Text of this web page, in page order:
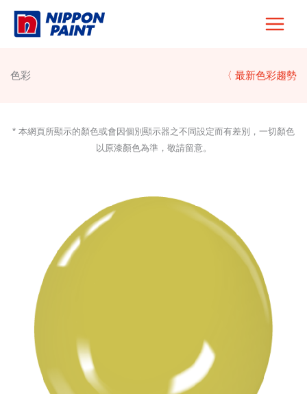
Skip
色彩 〈 最新色彩趨勢
* 本網頁所顯示的顏色或會因個別顯示器之不同設定而有差別，一切顏色
以原漆顏色為準，敬請留意。